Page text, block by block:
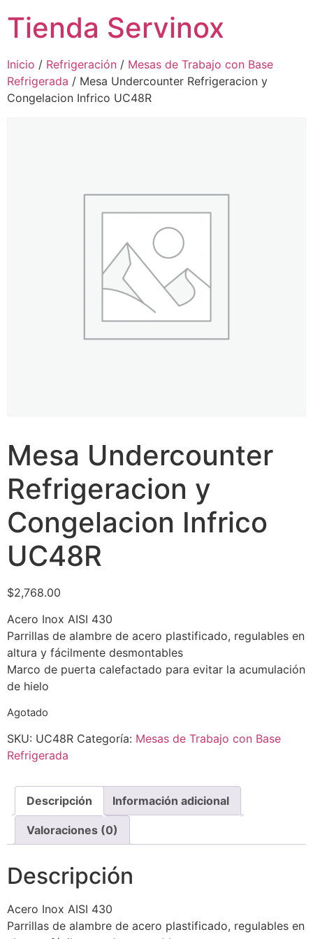
Tienda Servinox
Inicio / Refrigeración / Mesas de Trabajo con Base
Refrigerada / Mesa Undercounter Refrigeracion y
Congelacion Infrico UC48R
Mesa Undercounter
Refrigeracion y
Congelacion Infrico
UC48R
$2,768.00
Acero Inox AISI 430
Parrillas de alambre de acero plastificado, regulables en
altura y fácilmente desmontables
Marco de puerta calefactado para evitar la acumulación
de hielo
Agotado
SKU: UC48R Categoría: Mesas de Trabajo con Base
Refrigerada
Descripción Información adicional
Valoraciones (0)
Descripción
Acero Inox AISI 430
Parrillas de alambre de acero plastificado, regulables en